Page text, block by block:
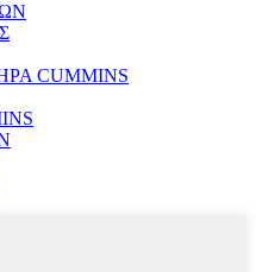
CUMMINS